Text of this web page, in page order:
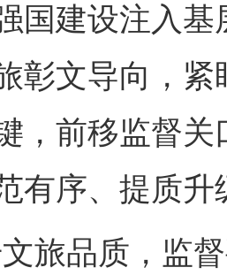
国建设注入
彰文导向，
，前移监督
有序、提质升
品质，监督